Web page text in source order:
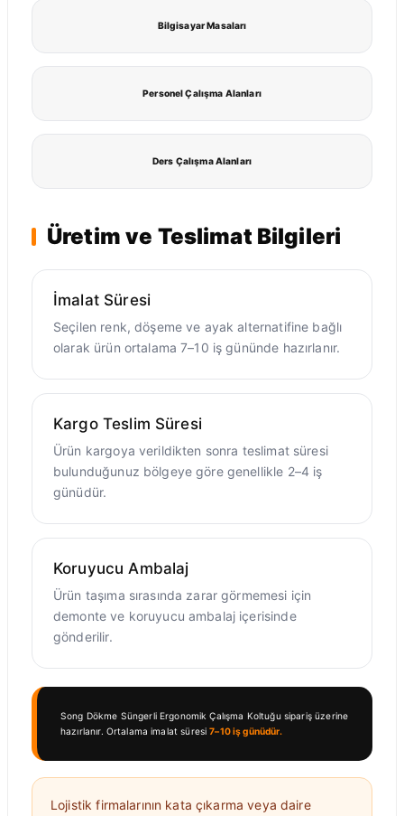
Bilgisayar Masaları
Personel Çalışma Alanları
Ders Çalışma Alanları
Üretim ve Teslimat Bilgileri
İmalat Süresi
Seçilen renk, döşeme ve ayak alternatifine bağlı
olarak ürün ortalama 7–10 iş gününde hazırlanır.
Kargo Teslim Süresi
Ürün kargoya verildikten sonra teslimat süresi
bulunduğunuz bölgeye göre genellikle 2–4 iş
günüdür.
Koruyucu Ambalaj
Ürün taşıma sırasında zarar görmemesi için
demonte ve koruyucu ambalaj içerisinde
gönderilir.
Song Dökme Süngerli Ergonomik Çalışma Koltuğu sipariş üzerine
hazırlanır. Ortalama imalat süresi7–10 iş günüdür.
Lojistik firmalarının kata çıkarma veya daire